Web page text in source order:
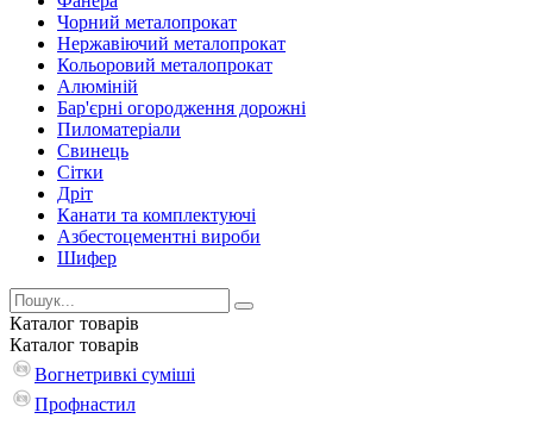
Чорний металопрокат
Нержавіючий металопрокат
Кольоровий металопрокат
Алюміній
Бар'єрні огородження дорожні
Пиломатеріали
Cвинець
Сітки
Дріт
Канати та комплектуючі
Азбестоцементні вироби
Шифер
Каталог товарів
Каталог товарів
Вогнетривкі суміші
Профнастил